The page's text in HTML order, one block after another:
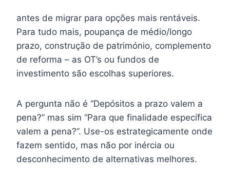
antes de migrar para opções mais rentáveis.
Para tudo mais, poupança de médio/longo
prazo, construção de património, complemento
de reforma – as OT’s ou fundos de
investimento são escolhas superiores.
A pergunta não é “Depósitos a prazo valem a
pena?” mas sim “Para que finalidade específica
valem a pena?”. Use-os estrategicamente onde
fazem sentido, mas não por inércia ou
desconhecimento de alternativas melhores.